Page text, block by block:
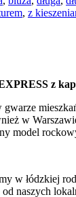
, z
z
gwarze
w
model
w łódzkiej
naszych